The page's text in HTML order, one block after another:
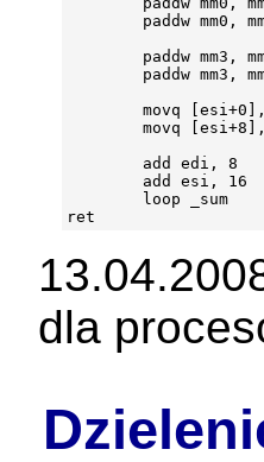
paddw mm0,
paddw mm3,
paddw mm3,
movq
movq
        add edi, 8
        add esi, 16
        loop _sum
dla